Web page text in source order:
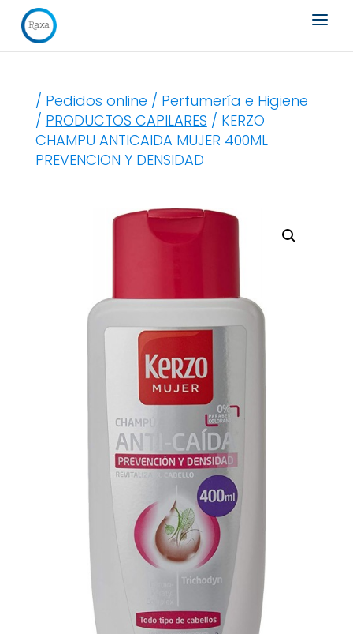
Búsqueda
de
productos
/ Pedidos online / Perfumería e Higiene
/ PRODUCTOS CAPILARES / KERZO
CHAMPU ANTICAIDA MUJER 400ML
PREVENCION Y DENSIDAD